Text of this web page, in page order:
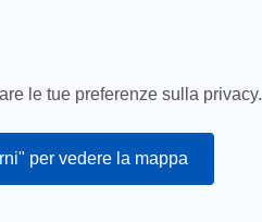
le tue preferenze sulla privacy.
per vedere la mappa